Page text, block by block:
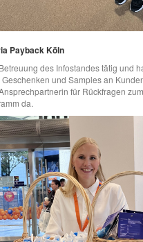
Payback Köln
des Infostandes tätig und
und Samples an
für Rückfragen
da.